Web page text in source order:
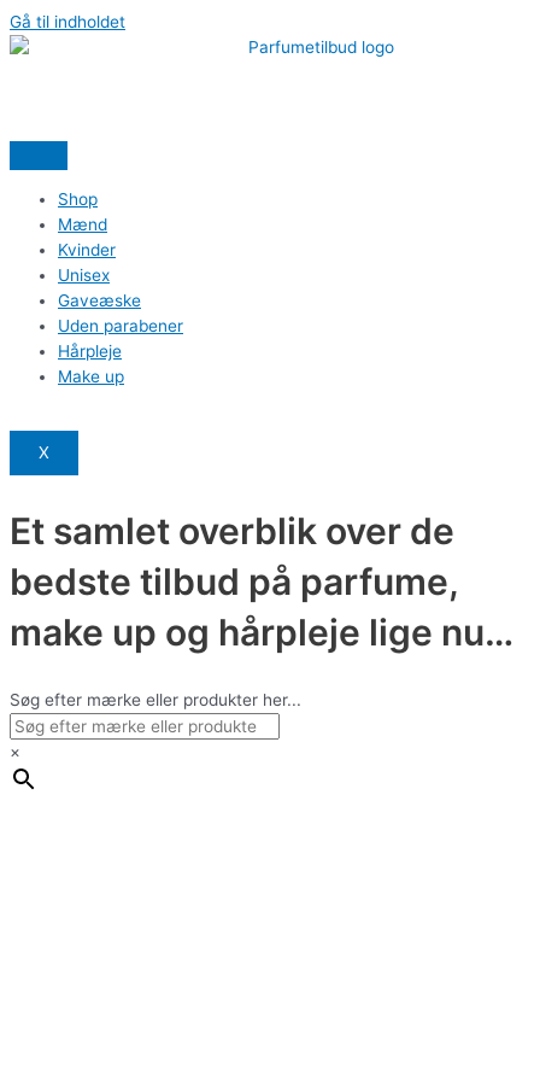
Gå til indholdet
Shop
Mænd
Kvinder
Unisex
Gaveæske
Uden parabener
Hårpleje
Make up
X
Et samlet overblik over de
bedste tilbud på parfume,
make up og hårpleje lige nu…
Søg efter mærke eller produkter her...
×